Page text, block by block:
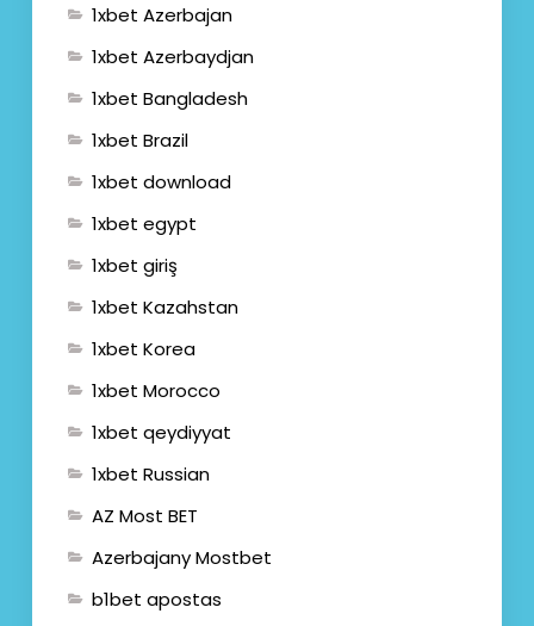
1xbet Azerbajan
1xbet Azerbaydjan
1xbet Bangladesh
1xbet Brazil
1xbet download
1xbet egypt
1xbet giriş
1xbet Kazahstan
1xbet Korea
1xbet Morocco
1xbet qeydiyyat
1xbet Russian
AZ Most BET
Azerbajany Mostbet
b1bet apostas